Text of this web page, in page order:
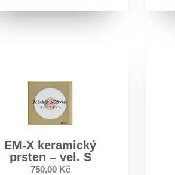
EM-X keramický
prsten – vel. S
750,00 Kč